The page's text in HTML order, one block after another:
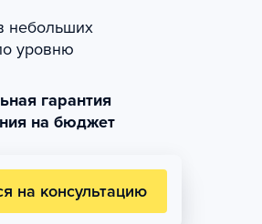
небольших
уровню
гарантия
на бюджет
на консультацию